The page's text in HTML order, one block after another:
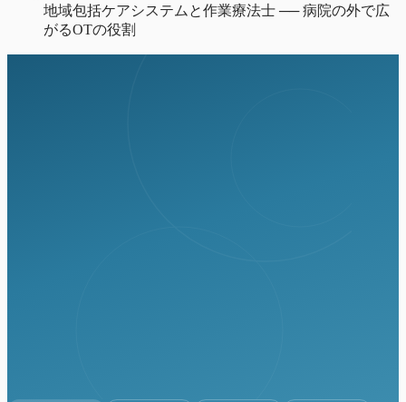
地域包括ケアシステムと作業療法士 ── 病院の外で広
がるOTの役割